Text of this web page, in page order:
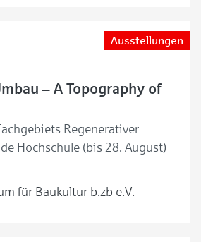
Ausstellungen
– A Topography of
Regenerativer
Hochschule (bis 28. August)
für Baukultur b.zb e.V.